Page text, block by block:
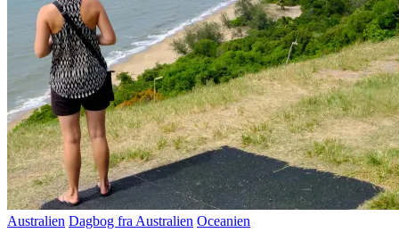
Australien Dagbog fra Australien Oceanien